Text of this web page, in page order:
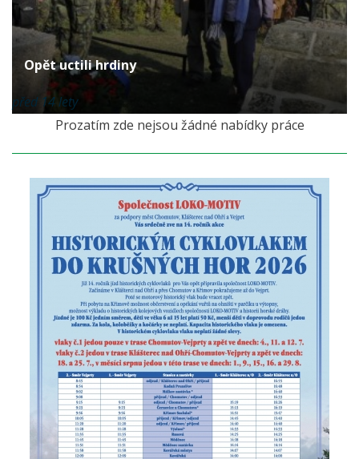
Opět uctili hrdiny
před 14 lety
Prozatím zde nejsou žádné nabídky práce